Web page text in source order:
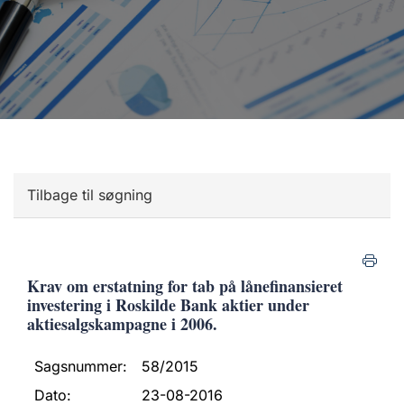
Tilbage til søgning
Krav om erstatning for tab på lånefinansieret
investering i Roskilde Bank aktier under
aktiesalgskampagne i 2006.
Sagsnummer:
58/2015
Dato:
23-08-2016